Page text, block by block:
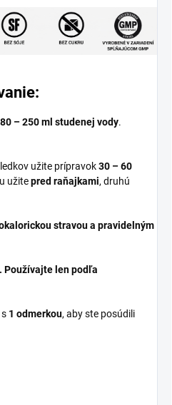
– 250 ml studenej vody.
užite prípravok30 – 60
užitepred raňajkami, druhú
stravou a pravidelným
Používajte len podľa
1 odmerkou, aby ste posúdili